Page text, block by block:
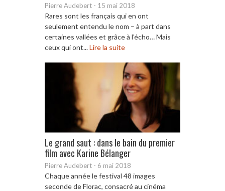
Pierre Audebert - 15 mai 2018
Rares sont les français qui en ont
seulement entendu le nom – à part dans
certaines vallées et grâce à l’écho… Mais
ceux qui ont...Lire la suite
Le grand saut : dans le bain du premier
film avec Karine Bélanger
Pierre Audebert - 6 mai 2018
Chaque année le festival 48 images
seconde de Florac, consacré au cinéma